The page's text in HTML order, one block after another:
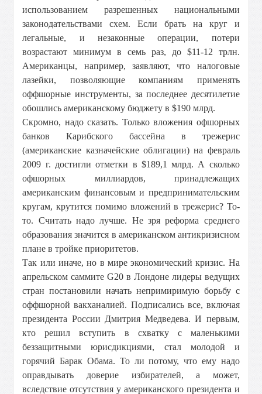
использованием разрешенных национальными
законодательствами схем. Если брать на круг и
легальные, и незаконные операции, потери
возрастают минимум в семь раз, до $11-12 трлн.
Американцы, например, заявляют, что налоговые
лазейки, позволяющие компаниям применять
оффшорные инструменты, за последнее десятилетие
обошлись американскому бюджету в $190 млрд.
Скромно, надо сказать. Только вложения офшорных
банков Карибского бассейна в трежерис
(американские казначейские облигации) на февраль
2009 г. достигли отметки в $189,1 млрд. А сколько
офшорных миллиардов, принадлежащих
американским финансовым и предпринимательским
кругам, крутится помимо вложений в трежерис? То-
то. Считать надо лучше. Не зря реформа среднего
образования значится в американском антикризисном
плане в тройке приоритетов.
Так или иначе, но в мире экономический кризис. На
апрельском саммите G20 в Лондоне лидеры ведущих
стран постановили начать непримиримую борьбу с
оффшорной вакханалией. Подписались все, включая
президента России Дмитрия Медведева. И первым,
кто решил вступить в схватку с маленькими
беззащитными юрисдикциями, стал молодой и
горячий Барак Обама. То ли потому, что ему надо
оправдывать доверие избирателей, а может,
вследствие отсутствия у американского президента и